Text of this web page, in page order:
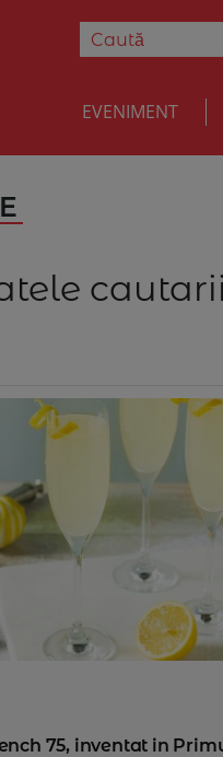
EVENIMENT
75, inventat in